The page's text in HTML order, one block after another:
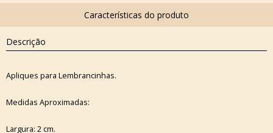
Descrição
Apliques para Lembrancinhas.
Medidas Aproximadas:
Largura: 2 cm.